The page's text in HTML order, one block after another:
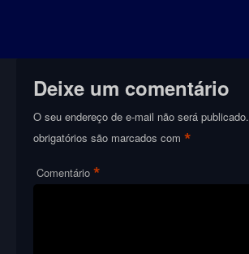
Deixe um comentário
O seu endereço de e-mail não será publicado.
obrigatórios são marcados com*
Comentário *